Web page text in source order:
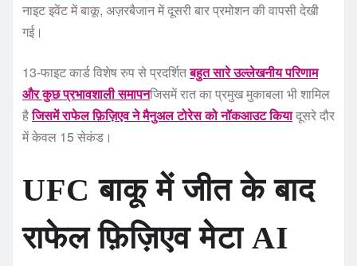
नाइट इवेंट में बाकू, अज़रबैजान में दूसरी बार प्रमोशन की वापसी देखी
गई।
13-फाइट कार्ड विशेष रुप से प्रदर्शितबहुत सारे उल्लेखनीय परिणाम
और कुछ प्रभावशाली समापनजिसमें रात का प्रमुख मुकाबला भी शामिल
हैजिसमें राफेल फ़िज़िएव ने मैनुअल टोरेस को नॉकआउट कियादूसरे दौर
में केवल 15 सेकंड।
UFC बाकू में जीत के बाद
राफेल फ़िज़िएव मेटा AI